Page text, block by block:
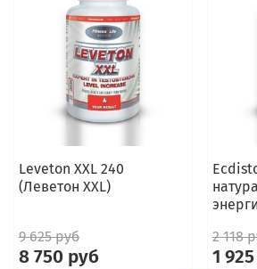
Leveton XXL 240
(Леветон XXL)
9 625 руб
8 750 руб
2 118
1